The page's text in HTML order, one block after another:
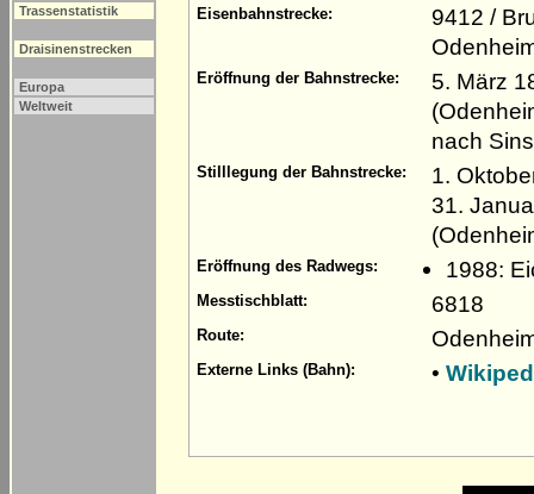
Trassenstatistik
Draisinenstrecken
Europa
Weltweit
Eisenbahnstrecke:
9412 /
Eröffnung der Bahnstrecke:
5. März
nach
Stilllegung der Bahnstrecke:
1.
31.
Eröffnung des Radwegs: 1988:
Messtischblatt: 6818
Route:
Externe Links (Bahn): •